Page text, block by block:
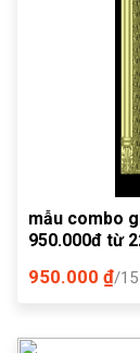
mẫu combo
950.000 ₫/15